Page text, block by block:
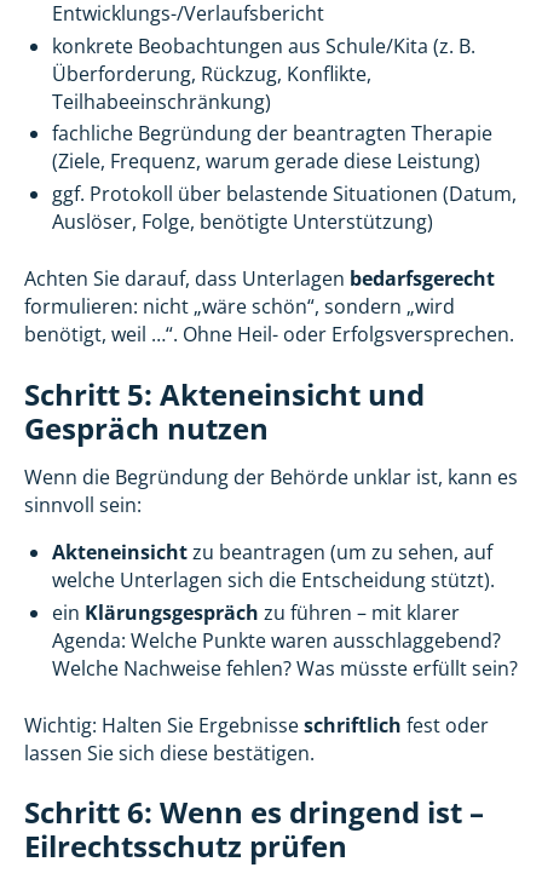
Entwicklungs-/Verlaufsbericht
konkrete Beobachtungen aus Schule/Kita (z. B.
Überforderung, Rückzug, Konflikte,
Teilhabeeinschränkung)
fachliche Begründung der beantragten Therapie
(Ziele, Frequenz, warum gerade diese Leistung)
ggf. Protokoll über belastende Situationen (Datum,
Auslöser, Folge, benötigte Unterstützung)
Achten Sie darauf, dass Unterlagen bedarfsgerecht
formulieren: nicht „wäre schön“, sondern „wird
benötigt, weil …“. Ohne Heil- oder Erfolgsversprechen.
Schritt 5: Akteneinsicht und
Gespräch nutzen
Wenn die Begründung der Behörde unklar ist, kann es
sinnvoll sein:
Akteneinsichtzu beantragen (um zu sehen, auf
welche Unterlagen sich die Entscheidung stützt).
ein Klärungsgespräch zu führen – mit klarer
Agenda: Welche Punkte waren ausschlaggebend?
Welche Nachweise fehlen? Was müsste erfüllt sein?
Wichtig: Halten Sie Ergebnisseschriftlich fest oder
lassen Sie sich diese bestätigen.
Schritt 6: Wenn es dringend ist –
Eilrechtsschutz prüfen